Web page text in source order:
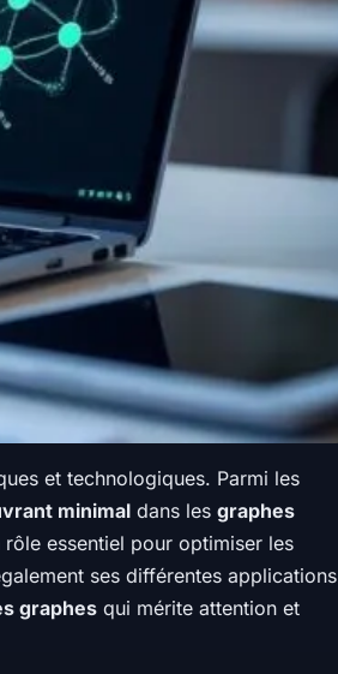
et technologiques. Parmi les
minimal dans les graphes
essentiel pour optimiser les
ses différentes applications
graphes qui mérite attention et